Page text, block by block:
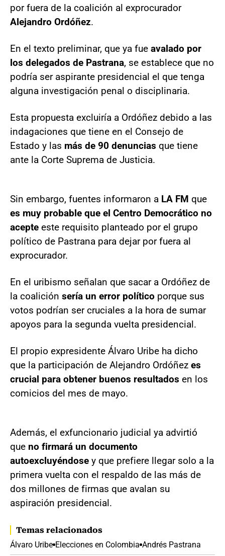
por fuera de la coalición al exprocurador
Alejandro Ordóñez.
En el texto preliminar, que ya fue avalado por
los delegados de Pastrana, se establece que no
podría ser aspirante presidencial el que tenga
alguna investigación penal o disciplinaria.
Esta propuesta excluiría a Ordóñez debido a las
indagaciones que tiene en el Consejo de
Estado y las más de 90 denuncias que tiene
ante la Corte Suprema de Justicia.
Sin embargo, fuentes informaron a LA FM que
es muy probable que el Centro Democrático no
acepte este requisito planteado por el grupo
político de Pastrana para dejar por fuera al
exprocurador.
En el uribismo señalan que sacar a Ordóñez de
la coalición sería un error político porque sus
votos podrían ser cruciales a la hora de sumar
apoyos para la segunda vuelta presidencial.
El propio expresidente Álvaro Uribe ha dicho
que la participación de Alejandro Ordóñez es
crucial para obtener buenos resultados en los
comicios del mes de mayo.
Además, el exfuncionario judicial ya advirtió
que no firmará un documento
autoexcluyéndose y que prefiere llegar solo a la
primera vuelta con el respaldo de las más de
dos millones de firmas que avalan su
aspiración presidencial.
Temas relacionados
Álvaro Uribe Elecciones en Colombia Andrés Pastrana